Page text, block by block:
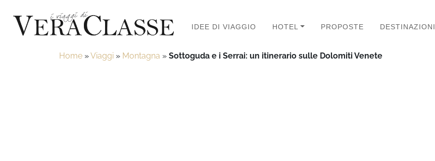
IDEE DI VIAGGIO HOTEL PROPOSTE DESTINAZIONI
Home »Viaggi » Montagna » Sottoguda e i Serrai: un itinerario sulle Dolomiti Venete